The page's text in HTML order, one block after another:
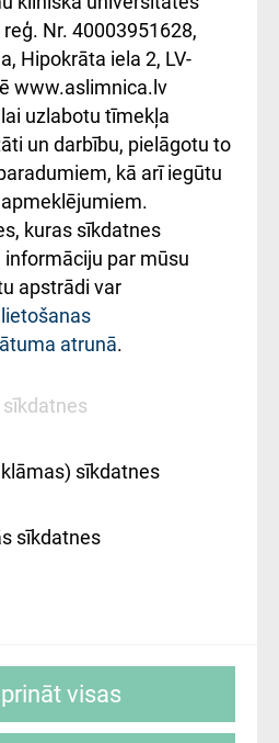
лікарні та співпраця з
Україною
Nr. 40003951628,
Hipokrāta iela 2, LV-
www.aslimnica.lv
uzlabotu tīmekļa
un darbību, pielāgotu to
kā arī iegūtu
kuras sīkdatnes
par mūsu
apstrādi var
atrunā.
sīkdatnes
sīkdatnes
sīkdatņu
visas